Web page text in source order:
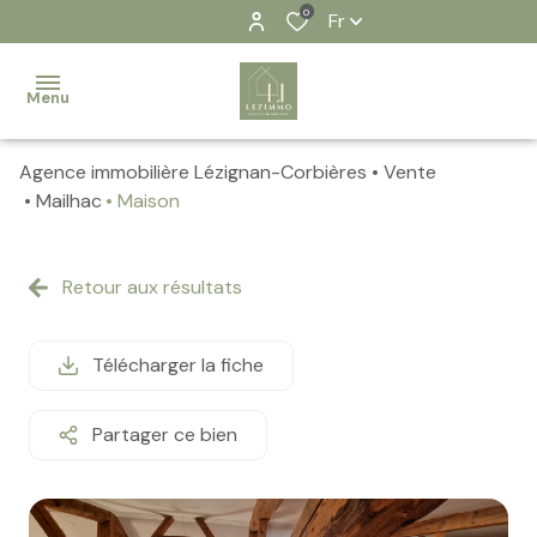
0 Fr
Menu
Accueil
biens
Notre
équipe
actualités
Agence immobilière Lézignan-Corbières
Vente
Mailhac
Maison
Retour aux résultats
Télécharger la fiche
Partager ce bien